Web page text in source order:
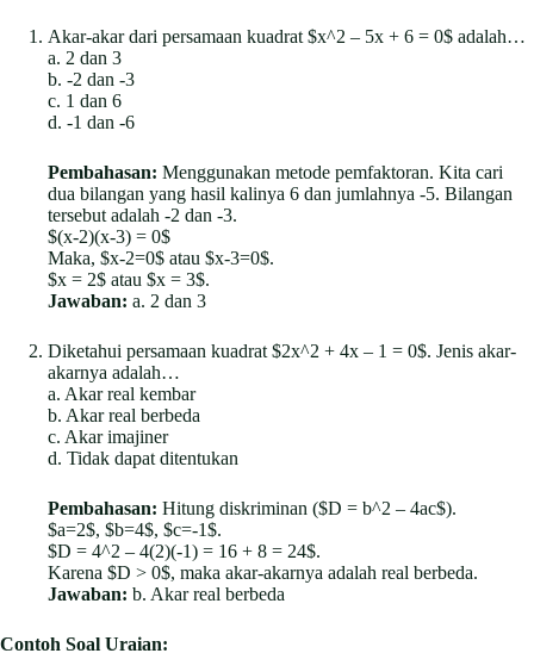
Akar-akar dari persamaan kuadrat $x^2 – 5x + 6 = 0$ adalah…
a. 2 dan 3
b. -2 dan -3
c. 1 dan 6
d. -1 dan -6
Pembahasan: Menggunakan metode pemfaktoran. Kita cari
dua bilangan yang hasil kalinya 6 dan jumlahnya -5. Bilangan
tersebut adalah -2 dan -3.
$(x-2)(x-3) = 0$
Maka, $x-2=0$ atau $x-3=0$.
$x = 2$ atau $x = 3$.
Jawaban: a. 2 dan 3
Diketahui persamaan kuadrat $2x^2 + 4x – 1 = 0$. Jenis akar-
akarnya adalah…
a. Akar real kembar
b. Akar real berbeda
c. Akar imajiner
d. Tidak dapat ditentukan
Pembahasan: Hitung diskriminan ($D = b^2 – 4ac$).
$a=2$, $b=4$, $c=-1$.
$D = 4^2 – 4(2)(-1) = 16 + 8 = 24$.
Karena $D > 0$, maka akar-akarnya adalah real berbeda.
Jawaban: b. Akar real berbeda
Contoh Soal Uraian: